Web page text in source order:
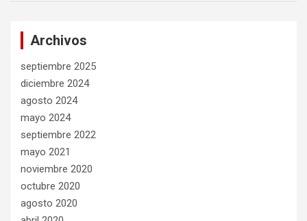
Archivos
septiembre 2025
diciembre 2024
agosto 2024
mayo 2024
septiembre 2022
mayo 2021
noviembre 2020
octubre 2020
agosto 2020